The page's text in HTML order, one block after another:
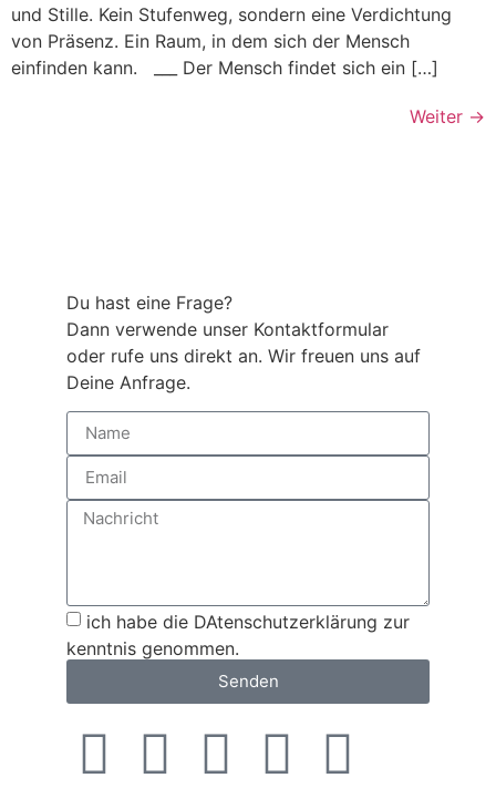
und Stille. Kein Stufenweg, sondern eine Verdichtung
von Präsenz. Ein Raum, in dem sich der Mensch
einfinden kann. ___ Der Mensch findet sich ein […]
Weiter →
Du hast eine Frage?
Dann verwende unser Kontaktformular
oder rufe uns direkt an. Wir freuen uns auf
Deine Anfrage.
ich habe die DAtenschutzerklärung zur
kenntnis genommen.
Senden